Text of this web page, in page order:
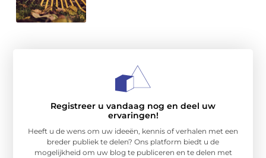
Registreer u vandaag nog en deel uw
ervaringen!
Heeft u de wens om uw ideeën, kennis of verhalen met een
breder publiek te delen? Ons platform biedt u de
mogelijkheid om uw blog te publiceren en te delen met